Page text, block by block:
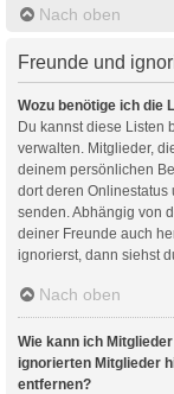
Nach oben
Freunde und
Wozu benötige ich die
Du kannst diese Listen
verwalten. Mitglieder,
deinem persönlichen
dort deren
senden. Abhängig von
deiner Freunde auch
ignorierst, dann siehst
Nach oben
Wie kann ich
ignorierten Mitglieder
entfernen?